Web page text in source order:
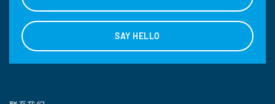
SAY HELLO